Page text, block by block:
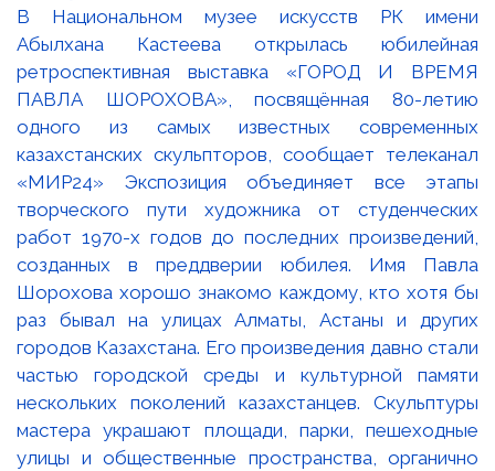
В Национальном музее искусств РК имени
Абылхана Кастеева открылась юбилейная
ретроспективная выставка «ГОРОД И ВРЕМЯ
ПАВЛА ШОРОХОВА», посвящённая 80-летию
одного из самых известных современных
казахстанских скульпторов, сообщает телеканал
«МИР24» Экспозиция объединяет все этапы
творческого пути художника от студенческих
работ 1970-х годов до последних произведений,
созданных в преддверии юбилея. Имя Павла
Шорохова хорошо знакомо каждому, кто хотя бы
раз бывал на улицах Алматы, Астаны и других
городов Казахстана. Его произведения давно стали
частью городской среды и культурной памяти
нескольких поколений казахстанцев. Скульптуры
мастера украшают площади, парки, пешеходные
улицы и общественные пространства, органично